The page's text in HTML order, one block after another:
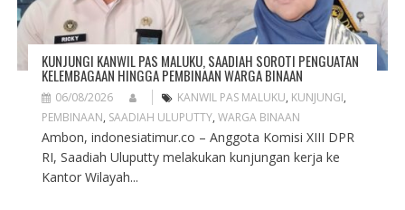
KUNJUNGI KANWIL PAS MALUKU, SAADIAH SOROTI PENGUATAN
KELEMBAGAAN HINGGA PEMBINAAN WARGA BINAAN
06/08/2026 KANWIL PAS MALUKU, KUNJUNGI,
PEMBINAAN, SAADIAH ULUPUTTY, WARGA BINAAN
Ambon, indonesiatimur.co – Anggota Komisi XIII DPR
RI, Saadiah Uluputty melakukan kunjungan kerja ke
Kantor Wilayah...